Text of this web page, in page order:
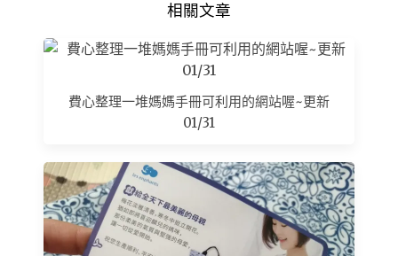
相關文章
費心整理一堆媽媽手冊可利用的網站喔~更新
01/31